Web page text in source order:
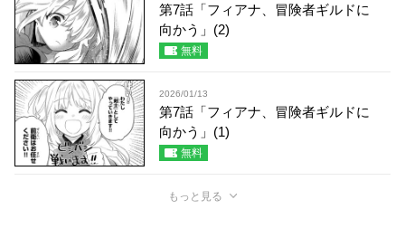
第7話「フィアナ、冒険者ギルドに
向かう」(2)
無料
2026/01/13
第7話「フィアナ、冒険者ギルドに
向かう」(1)
無料
もっと見る